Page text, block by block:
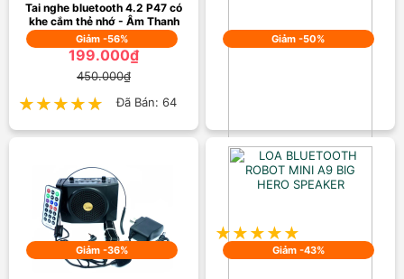
Giảm -56%
Tai nghe bluetooth 4.2 P47 có
khe cắm thẻ nhớ - Âm Thanh
Đỉnh Cao
199.000₫
450.000₫
★★★★★
★★★★★ Đã Bán: 64
Giảm -50%
Tẩu Nghe Nhạc Bluetooth X8
Trên Xe Hơi Cao Cấp
250.000₫
★★★★★
★★★★★
Giảm -36% Giảm -43%